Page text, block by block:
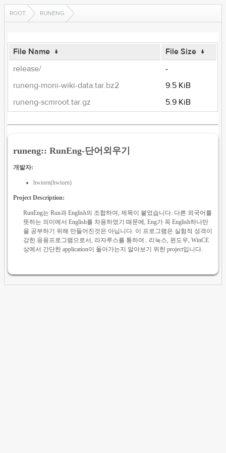
ROOT RUNENG
File Name ↓ File Size ↓
release/
-
runeng-moni-wiki-data.tar.bz2
9.5 KiB
runeng-scmroot.tar.gz
5.9 KiB
runeng:: RunEng-단어외우기
개발자:
hwiorn(hwiorn)
Project Description:
RunEng는 Run과 English의 조합하여, 제목이 붙었습니다. 다른 외국어를
뜻하는 의미에서 English를 차용하였기 때문에, Eng가 꼭 English하나만
을 공부하기 위해 만들어진것은 아닙니다. 이 프로그램은 실험적 성격이
강한 응용프로그램으로서, 라자루스를 통하여.. 리눅스, 윈도우, WinCE
상에서 간단한 application이 돌아가는지 알아보기 위한 project입니다.